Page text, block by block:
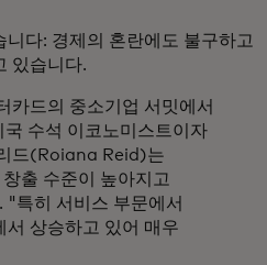
다: 경제의 혼란에도 불구하고
있습니다.
카드의 중소기업 서밋에서
국 수석 이코노미스트이자
드(Roiana Reid)는
출 수준이 높아지고
특히 서비스 부문에서
서 상승하고 있어 매우